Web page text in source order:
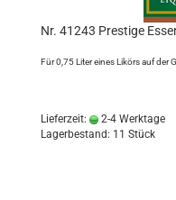
Nr. 41243 Prestige
Für 0,75 Liter eines Likörs auf der
Lieferzeit:
2-4 Werktage
Lagerbestand: 11 Stück